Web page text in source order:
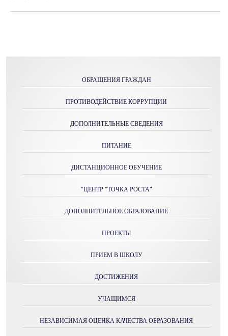
ОБРАЩЕНИЯ ГРАЖДАН
ПРОТИВОДЕЙСТВИЕ КОРРУПЦИИ
ДОПОЛНИТЕЛЬНЫЕ СВЕДЕНИЯ
ПИТАНИЕ
ДИСТАНЦИОННОЕ ОБУЧЕНИЕ
"ЦЕНТР "ТОЧКА РОСТА"
ДОПОЛНИТЕЛЬНОЕ ОБРАЗОВАНИЕ
ПРОЕКТЫ
ПРИЕМ В ШКОЛУ
ДОСТИЖЕНИЯ
УЧАЩИМСЯ
НЕЗАВИСИМАЯ ОЦЕНКА КАЧЕСТВА ОБРАЗОВАНИЯ